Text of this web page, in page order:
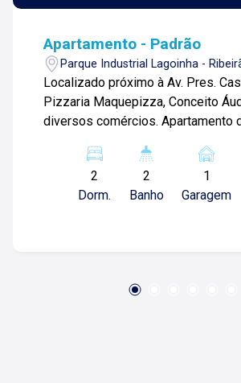
Apartamento - Padrão
Parque Industrial Lagoinha -
Localizado próximo à Av. Pres.
Pizzaria Maquepizza, Conceito
diversos comércios. Apartamento de 105m²
banheiros -Sala 02 ambientes -
serviços -01 Vaga de garagem Para mais
informações e agendar visita: (1 6)
nossos proprietários e clientes.
2
Dorm.
2
Banho
1
Garagem